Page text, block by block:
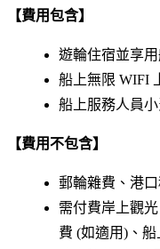
【費用包含】
遊輪住宿並享
船上無限 WIFI
船上服務人員小
【費用不包含】
郵輪雜費、港
需付費岸上觀
費 (如適用)、